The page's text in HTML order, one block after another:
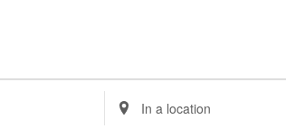
Enter
Location.